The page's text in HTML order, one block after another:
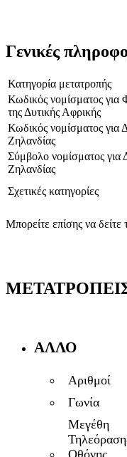
Γενικές
Κατηγορία μετατροπής
Κωδικός νομίσματος για
της Δυτικής Αφρικής
Κωδικός νομίσματος για
Ζηλανδίας
Σύμβολο νομίσματος για
Ζηλανδίας
Σχετικές κατηγορίες
Μπορείτε επίσης να δείτε
ΆΛΛΟ
Αριθμοί
Γωνία
Μεγέθη